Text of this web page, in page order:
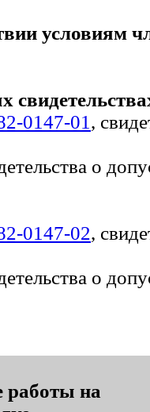
условиям
0147-01 ,
о
0147-02,
о
работы на